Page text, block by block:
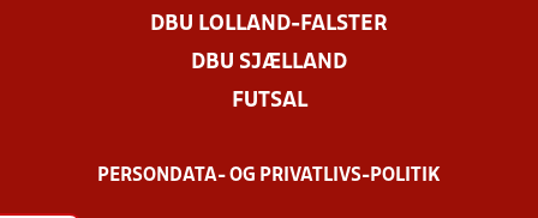
DBU LOLLAND-FALSTER
DBU SJÆLLAND
FUTSAL
PERSONDATA- OG PRIVATLIVS-POLITIK